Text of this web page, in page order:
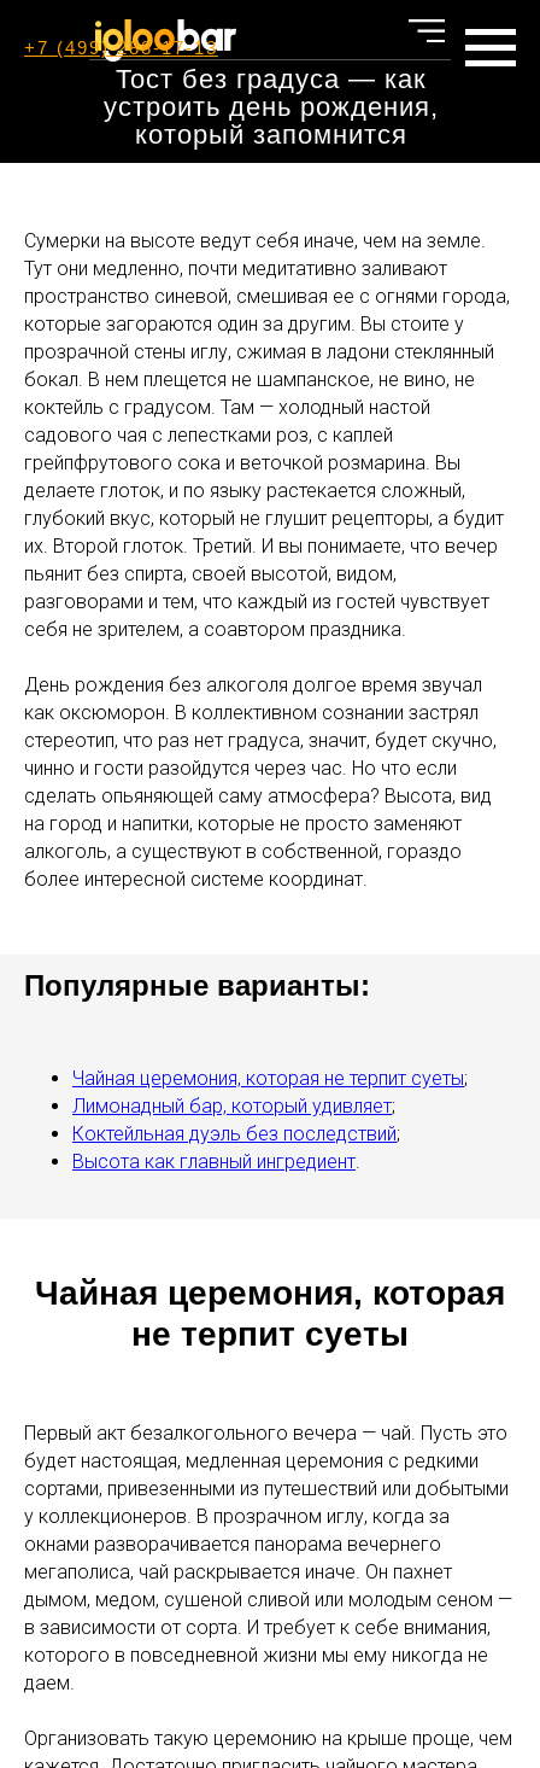
+7 (499) 288-17-13
Тост без градуса — как
устроить день рождения,
который запомнится
Сумерки на высоте ведут себя иначе, чем на земле.
Тут они медленно, почти медитативно заливают
пространство синевой, смешивая ее с огнями города,
которые загораются один за другим. Вы стоите у
прозрачной стены иглу, сжимая в ладони стеклянный
бокал. В нем плещется не шампанское, не вино, не
коктейль с градусом. Там — холодный настой
садового чая с лепестками роз, с каплей
грейпфрутового сока и веточкой розмарина. Вы
делаете глоток, и по языку растекается сложный,
глубокий вкус, который не глушит рецепторы, а будит
их. Второй глоток. Третий. И вы понимаете, что вечер
пьянит без спирта, своей высотой, видом,
разговорами и тем, что каждый из гостей чувствует
себя не зрителем, а соавтором праздника.
День рождения без алкоголя долгое время звучал
как оксюморон. В коллективном сознании застрял
стереотип, что раз нет градуса, значит, будет скучно,
чинно и гости разойдутся через час. Но что если
сделать опьяняющей саму атмосфера? Высота, вид
на город и напитки, которые не просто заменяют
алкоголь, а существуют в собственной, гораздо
более интересной системе координат.
Популярные варианты:
Чайная церемония, которая не терпит суеты;
Лимонадный бар, который удивляет;
Коктейльная дуэль без последствий;
Высота как главный ингредиент.
Чайная церемония, которая
не терпит суеты
Первый акт безалкогольного вечера — чай. Пусть это
будет настоящая, медленная церемония с редкими
сортами, привезенными из путешествий или добытыми
у коллекционеров. В прозрачном иглу, когда за
окнами разворачивается панорама вечернего
мегаполиса, чай раскрывается иначе. Он пахнет
дымом, медом, сушеной сливой или молодым сеном —
в зависимости от сорта. И требует к себе внимания,
которого в повседневной жизни мы ему никогда не
даем.
Организовать такую церемонию на крыше проще, чем